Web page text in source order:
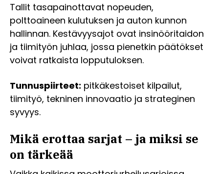
Tallit tasapainottavat nopeuden,
polttoaineen kulutuksen ja auton kunnon
hallinnan. Kestävyysajot ovat insinööritaidon
ja tiimityön juhlaa, jossa pienetkin päätökset
voivat ratkaista lopputuloksen.
Tunnuspiirteet: pitkäkestoiset kilpailut,
tiimityö, tekninen innovaatio ja strateginen
syvyys.
Mikä erottaa sarjat – ja miksi se
on tärkeää